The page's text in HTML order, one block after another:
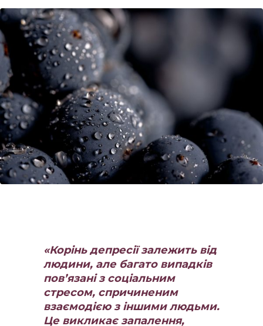
«Корінь депресії залежить від
людини, але багато випадків
пов’язані з соціальним
стресом, спричиненим
взаємодією з іншими людьми.
Це викликає запалення,